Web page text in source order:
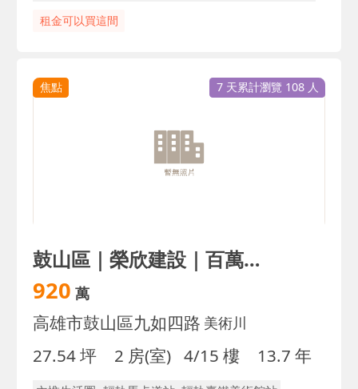
租金可以買這間
焦點 7 天累計瀏覽 108 人
鼓山區｜榮欣建設｜百萬裝潢正2房｜衛浴開窗｜誠售
920 萬
高雄市鼓山區九如四路 美術川
27.54 坪 2 房(室) 4/15 樓 13.7 年